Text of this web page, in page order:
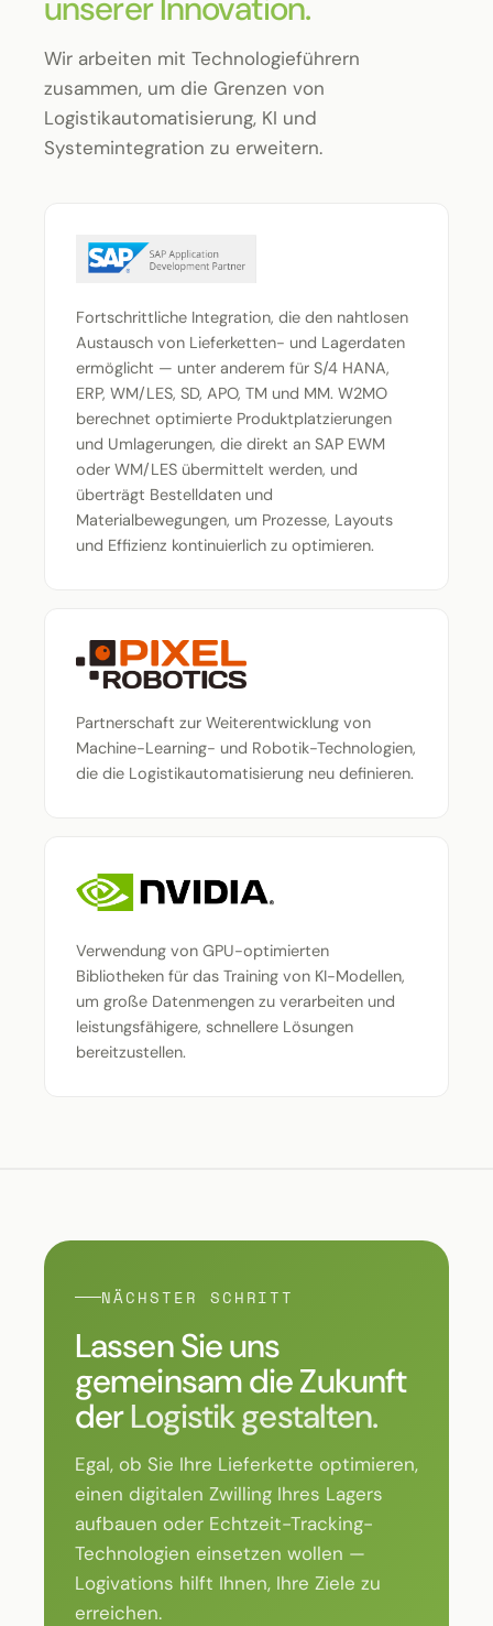
Wir arbeiten mit Technologieführern
zusammen, um die Grenzen von
Logistikautomatisierung, KI und
Systemintegration zu erweitern.
Fortschrittliche Integration, die den nahtlosen
Austausch von Lieferketten- und Lagerdaten
ermöglicht — unter anderem für S/4 HANA,
ERP, WM/LES, SD, APO, TM und MM. W2MO
berechnet optimierte Produktplatzierungen
und Umlagerungen, die direkt an SAP EWM
oder WM/LES übermittelt werden, und
überträgt Bestelldaten und
Materialbewegungen, um Prozesse, Layouts
und Effizienz kontinuierlich zu optimieren.
Partnerschaft zur Weiterentwicklung von
Machine-Learning- und Robotik-Technologien,
die die Logistikautomatisierung neu definieren.
Verwendung von GPU-optimierten
Bibliotheken für das Training von KI-Modellen,
um große Datenmengen zu verarbeiten und
leistungsfähigere, schnellere Lösungen
bereitzustellen.
NÄCHSTER SCHRITT
Lassen Sie uns
gemeinsam die Zukunft
derLogistik gestalten.
Egal, ob Sie Ihre Lieferkette optimieren,
einen digitalen Zwilling Ihres Lagers
aufbauen oder Echtzeit-Tracking-
Technologien einsetzen wollen —
Logivations hilft Ihnen, Ihre Ziele zu
erreichen.